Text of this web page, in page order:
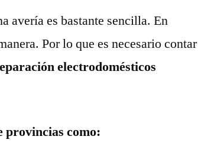
avería es bastante sencilla. En
Por lo que es necesario contar
electrodomésticos
provincias como: